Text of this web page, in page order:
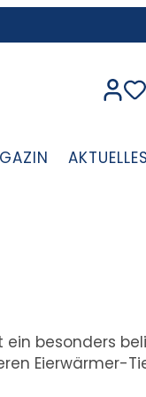
AKTUELLES
ein besonders
Eierwärmer-